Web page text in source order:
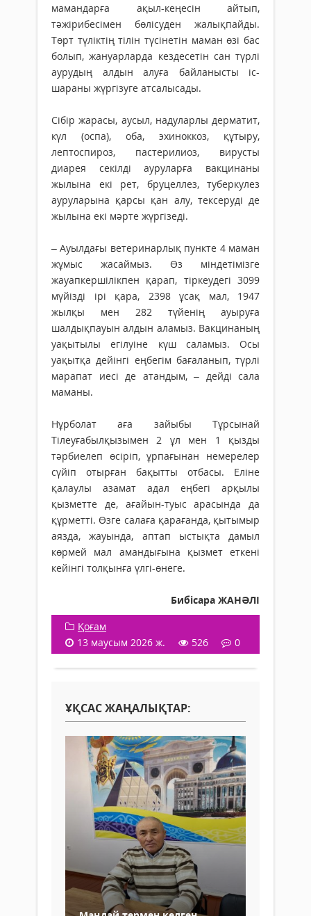
мамандарға ақыл-кеңесін айтып,
тәжірибесімен бөлісуден жалықпайды.
Төрт түліктің тілін түсінетін маман өзі бас
болып, жануарларда кездесетін сан түрлі
аурудың алдын алуға байланысты іс-
шараны жүргізуге атсалысады.
Сібір жарасы, аусыл, надуларлы дерматит,
күл (оспа), оба, эхиноккоз, құтыру,
лептоспироз, пастерилиоз, вирусты
диарея секілді ауруларға вакцинаны
жылына екі рет, бруцеллез, туберкулез
ауруларына қарсы қан алу, тексеруді де
жылына екі мәрте жүргізеді.
– Ауылдағы ветеринарлық пункте 4 маман
жұмыс жасаймыз. Өз міндетімізге
жауапкершілікпен қарап, тіркеудегі 3099
мүйізді ірі қара, 2398 ұсақ мал, 1947
жылқы мен 282 түйенің ауыруға
шалдықпауын алдын аламыз. Вакцинаның
уақытылы егілуіне күш саламыз. Осы
уақытқа дейінгі еңбегім бағаланып, түрлі
марапат иесі де атандым, – дейді сала
маманы.
Нұрболат аға зайыбы Тұрсынай
Тілеуғабылқызымен 2 ұл мен 1 қызды
тәрбиелеп өсіріп, ұрпа­ғынан немерелер
сүйіп отырған бақытты отбасы. Еліне
қалаулы азамат адал еңбегі арқылы
қызметте де, ағайын-туыс арасында да
құрметті. Өзге салаға қарағанда, қытымыр
аязда, жауында, аптап ыстықта дамыл
көрмей мал амандығына қызмет еткені
кейінгі тол­қынға үлгі-өнеге.
Бибісара ЖАНӘЛІ
Қоғам
13 маусым 2026 ж.
526 0
ҰҚСАС ЖАҢАЛЫҚТАР: